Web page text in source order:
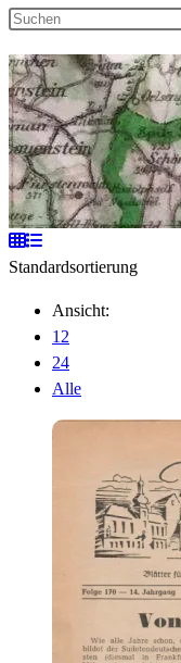
Diese
durchsuchen
Standardsortierung
Ansicht:
12
24
Alle